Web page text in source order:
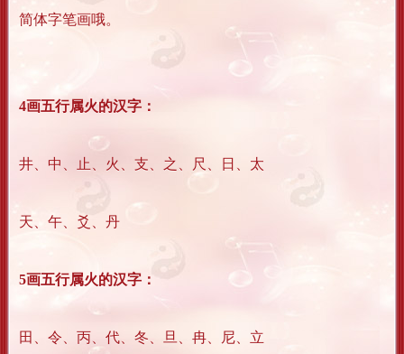
简体字笔画哦。
4画五行属火的汉字：
井、中、止、火、支、之、尺、日、太
天、午、爻、丹
5画五行属火的汉字：
田、令、丙、代、冬、旦、冉、尼、立